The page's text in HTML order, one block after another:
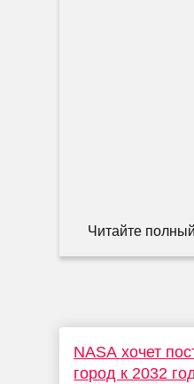
Читайте
NASA хочет
город к 2032